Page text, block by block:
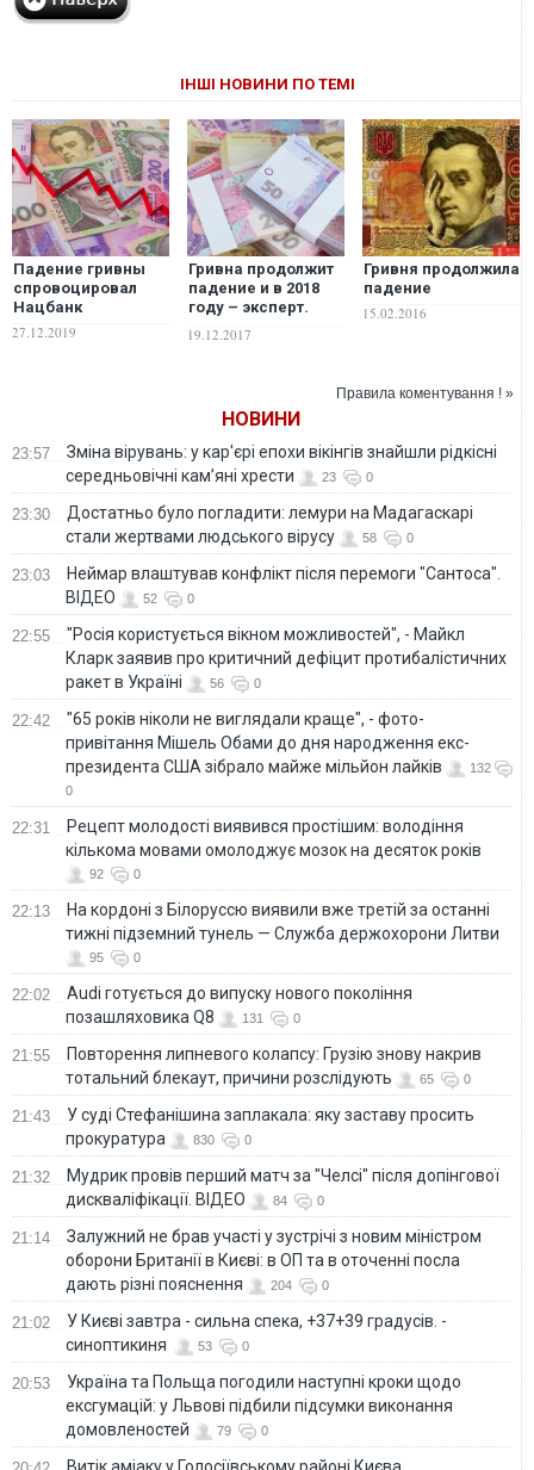
ІНШІ НОВИНИ ПО ТЕМІ
Падение гривны
спровоцировал
Нацбанк
27.12.2019
Гривна продолжит
падение и в 2018
году – эксперт.
19.12.2017
Гривня продолжила
падение
15.02.2016
Правила коментування ! »
НОВИНИ
23:57
Зміна вірувань: у кар'єрі епохи вікінгів знайшли рідкісні
середньовічні кам’яні хрести
23 0
23:30
Достатньо було погладити: лемури на Мадагаскарі
стали жертвами людського вірусу
58 0
23:03
Неймар влаштував конфлікт після перемоги "Сантоса".
ВІДЕО
52 0
22:55
"Росія користується вікном можливостей", - Майкл
Кларк заявив про критичний дефіцит протибалістичних
ракет в Україні
56 0
22:42
"65 років ніколи не виглядали краще", - фото-
привітання Мішель Обами до дня народження екс-
президента США зібрало майже мільйон лайків
132
0
22:31
Рецепт молодості виявився простішим: володіння
кількома мовами омолоджує мозок на десяток років
92 0
22:13
На кордоні з Білоруссю виявили вже третій за останні
тижні підземний тунель — Служба держохорони Литви
95 0
22:02
Audi готується до випуску нового покоління
позашляховика Q8
131 0
21:55
Повторення липневого колапсу: Грузію знову накрив
тотальний блекаут, причини розслідують
65 0
21:43
У суді Стефанішина заплакала: яку заставу просить
прокуратура
830 0
21:32
Мудрик провів перший матч за "Челсі" після допінгової
дискваліфікації. ВІДЕО
84 0
21:14
Залужний не брав участі у зустрічі з новим міністром
оборони Британії в Києві: в ОП та в оточенні посла
дають різні пояснення
204 0
21:02
У Києві завтра - сильна спека, +37+39 градусів. -
синоптикиня
53 0
20:53
Україна та Польща погодили наступні кроки щодо
ексгумацій: у Львові підбили підсумки виконання
домовленостей
79 0